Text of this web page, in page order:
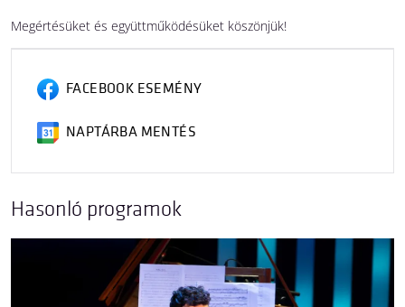
Megértésüket és együttműködésüket köszönjük!
FACEBOOK ESEMÉNY
NAPTÁRBA MENTÉS
Hasonló programok